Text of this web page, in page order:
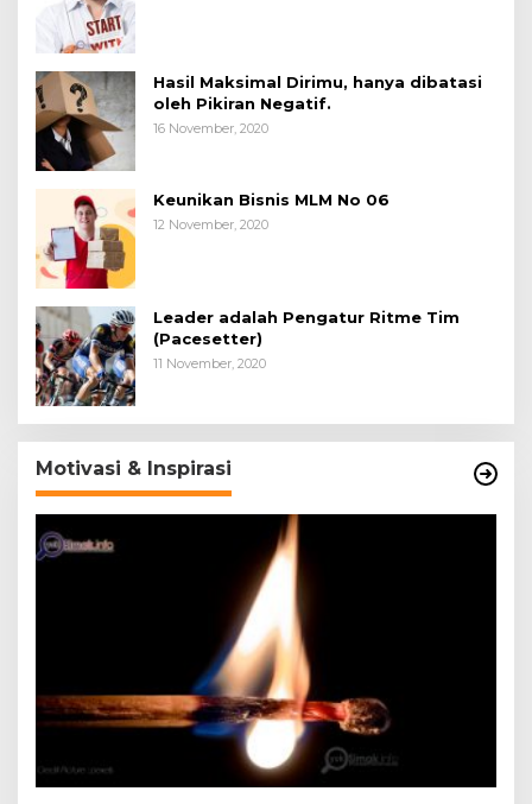
Hasil Maksimal Dirimu, hanya dibatasi
oleh Pikiran Negatif.
16 November, 2020
Keunikan Bisnis MLM No 06
12 November, 2020
Leader adalah Pengatur Ritme Tim
(Pacesetter)
11 November, 2020
Motivasi & Inspirasi